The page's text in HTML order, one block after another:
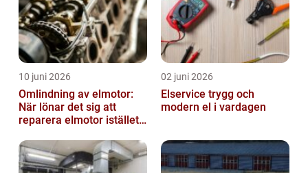
10 juni 2026
Omlindning av elmotor:
När lönar det sig att
reparera elmotor istället
02 juni 2026
Elservice trygg och
modern el i vardagen